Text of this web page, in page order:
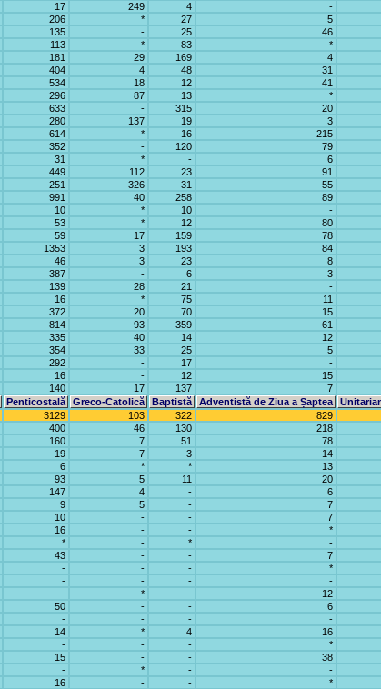
17 249 4 -
206 * 27 5
135 - 25 46
113 * 83 *
181 29 169 4
404 4 48 31
534 18 12 41
296 87 13 *
633 - 315 20
280 137 19 3
614 * 16 215
352 - 120 79
31 * - 6
449 112 23 91
251 326 31 55
991 40 258 89
10 * 10 -
53 * 12 80
59 17 159 78
1353 3 193 84
46 3 23 8
387 - 6 3
139 28 21 -
16 * 75 11
372 20 70 15
814 93 359 61
335 40 14 12
354 33 25 5
292 - 17 -
16 - 12 15
140 17 137 7
Penticostală Greco-Catolică Baptistă Adventistă de Ziua a Șaptea
3129 103 322 829
400 46 130 218
160 7 51 78
19 7 3 14
6 * * 13
93 5 11 20
147 4 - 6
9 5 - 7
10 - - 7
16 - - *
* - * -
43 - - 7
- - - *
- - - -
- * - 12
50 - - 6
- - - -
14 * 4 16
- - - *
15 - - 38
- * - -
16 - - *